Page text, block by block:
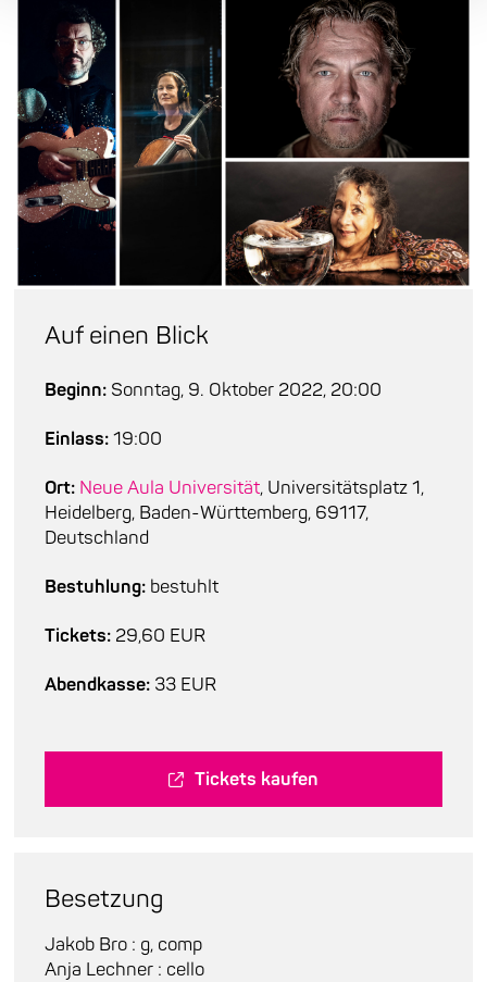
Auf einen Blick
Beginn: Sonntag, 9. Oktober 2022, 20:00
Einlass:19:00
Ort: Neue Aula Universität, Universitätsplatz 1,
Heidelberg, Baden-Württemberg, 69117,
Deutschland
Bestuhlung: bestuhlt
Tickets: 29,60 EUR
Abendkasse: 33 EUR
Tickets kaufen
Besetzung
Jakob Bro : g, comp
Anja Lechner : cello